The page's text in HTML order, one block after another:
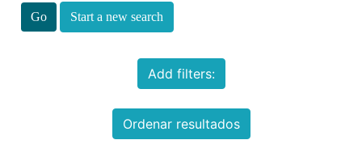
Start a new search
Add filters:
Ordenar resultados